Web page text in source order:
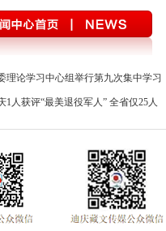
理论学习中心组举行第九次集中学习
1人获评“最美退役军人” 全省仅25人